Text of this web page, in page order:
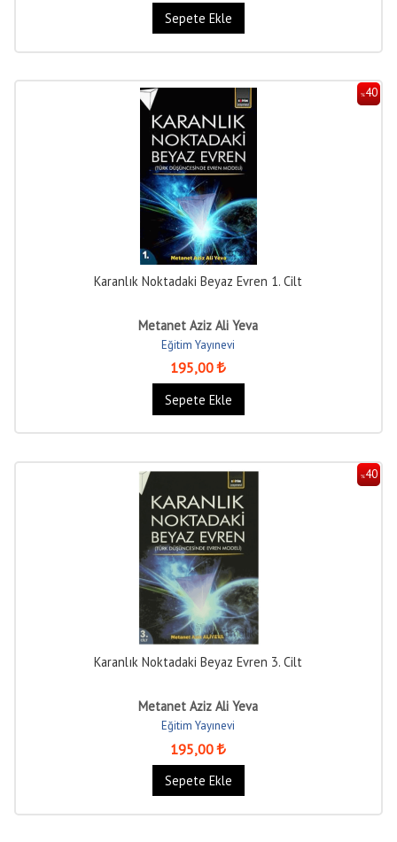
Sepete Ekle
%40
Karanlık Noktadaki Beyaz Evren 1. Cilt
Metanet Aziz Ali Yeva
Eğitim Yayınevi
195,00
Sepete Ekle
%40
Karanlık Noktadaki Beyaz Evren 3. Cilt
Metanet Aziz Ali Yeva
Eğitim Yayınevi
195,00
Sepete Ekle